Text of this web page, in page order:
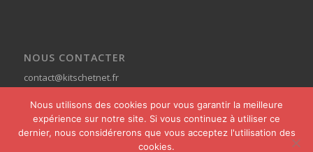
NOUS CONTACTER
contact@kitschetnet.fr
Nous utilisons des cookies pour vous garantir la meilleure
expérience sur notre site. Si vous continuez à utiliser ce
dernier, nous considérerons que vous acceptez l'utilisation des
cookies.